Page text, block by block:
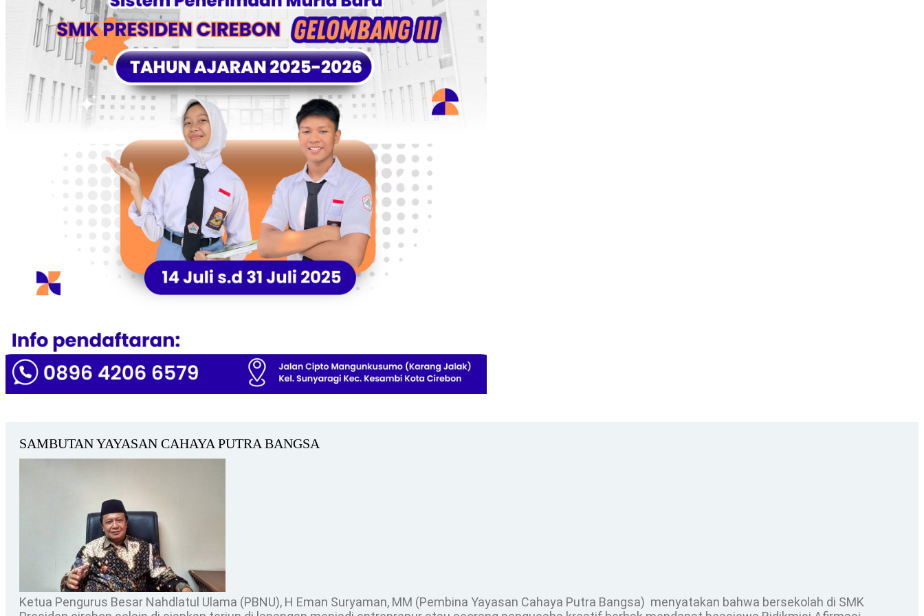
SAMBUTAN YAYASAN CAHAYA PUTRA BANGSA
Ketua Pengurus Besar Nahdlatul Ulama (PBNU), H Eman Suryaman, MM (Pembina Yayasan Cahaya Putra Bangsa) menyatakan bahwa bersekolah di SMK